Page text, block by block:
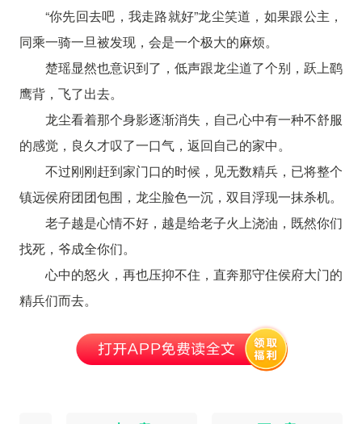
“你先回去吧，我走路就好”龙尘笑道，如果跟公主，
同乘一骑一旦被发现，会是一个极大的麻烦。
楚瑶显然也意识到了，低声跟龙尘道了个别，跃上鹞
鹰背，飞了出去。
龙尘看着那个身影逐渐消失，自己心中有一种不舒服
的感觉，良久才叹了一口气，返回自己的家中。
不过刚刚赶到家门口的时候，见无数精兵，已将整个
镇远侯府团团包围，龙尘脸色一沉，双目浮现一抹杀机。
老子越是心情不好，越是给老子火上浇油，既然你们
找死，爷成全你们。
心中的怒火，再也压抑不住，直奔那守住侯府大门的
精兵们而去。